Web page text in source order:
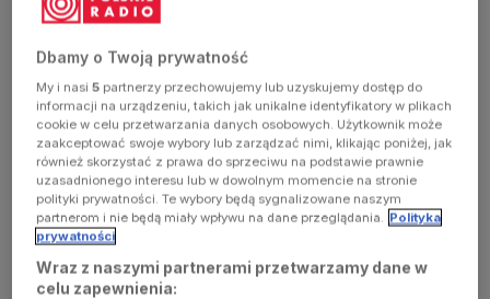
has
occurred
(see the
browser
console for
Dbamy o Twoją prywatność
My i nasi5 partnerzy przechowujemy lub uzyskujemy dostęp do
informacji na urządzeniu, takich jak unikalne identyfikatory w plikach
cookie w celu przetwarzania danych osobowych. Użytkownik może
zaakceptować swoje wybory lub zarządzać nimi, klikając poniżej, jak
również skorzystać z prawa do sprzeciwu na podstawie prawnie
uzasadnionego interesu lub w dowolnym momencie na stronie
polityki prywatności. Te wybory będą sygnalizowane naszym
partnerom i nie będą miały wpływu na dane przeglądania. Polityka
prywatności
Wraz z naszymi partnerami przetwarzamy dane w
celu zapewnienia: